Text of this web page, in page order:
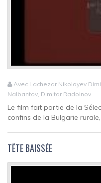
Avec Lachezar Nikolayev
Nalbantov, Dimitar Radoinov
Le film fait partie de la
confins de la Bulgarie
TÊTE BAISSÉE